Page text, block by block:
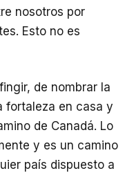
nosotros por
Esto no es
de nombrar la
fortaleza en casa y
de Canadá. Lo
y es un camino
país dispuesto a